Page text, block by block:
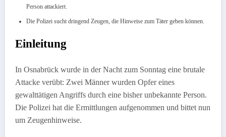
Person attackiert.
Die Polizei sucht dringend Zeugen, die Hinweise zum Täter geben können.
Einleitung
In Osnabrück wurde in der Nacht zum Sonntag eine brutale
Attacke verübt: Zwei Männer wurden Opfer eines
gewalttätigen Angriffs durch eine bisher unbekannte Person.
Die Polizei hat die Ermittlungen aufgenommen und bittet nun
um Zeugenhinweise.